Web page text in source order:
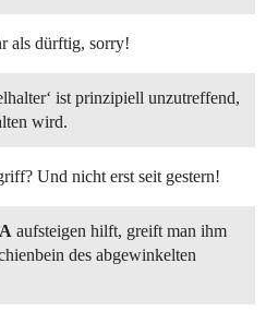
als dürftig, sorry!
ist prinzipiell unzutreffend,
wird.
Und nicht erst seit gestern!
A aufsteigen hilft, greift man ihm
des abgewinkelten